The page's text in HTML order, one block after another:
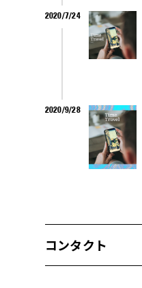
2020/7/24
2020/9/28
コンタクト